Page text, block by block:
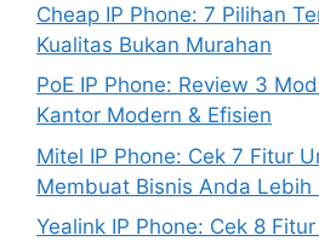
Cheap IP Phone: 7 Pilihan
Kualitas Bukan Murahan
PoE IP Phone: Review 3
Kantor Modern & Efisien
Mitel IP Phone: Cek 7 Fitur
Membuat Bisnis Anda Lebih
Yealink IP Phone: Cek 8